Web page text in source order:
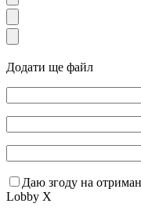
Додати ще файл
Даю згоду на
Lobby X